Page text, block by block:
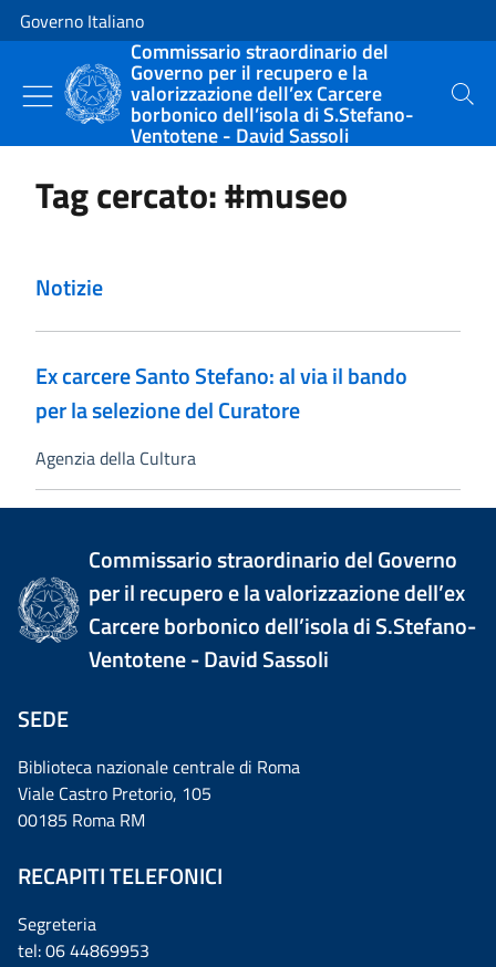
Vai al contenuto
Vai alla navigazione del sito
Governo Italiano
Commissario straordinario del
Governo per il recupero e la
valorizzazione dell’ex Carcere
borbonico dell’isola di S.Stefano-
Ventotene - David Sassoli
Cerca
Tag cercato: #museo
Notizie
Ex carcere Santo Stefano: al via il bando
per la selezione del Curatore
Agenzia della Cultura
Commissario straordinario del Governo
per il recupero e la valorizzazione dell’ex
Carcere borbonico dell’isola di S.Stefano-
Ventotene - David Sassoli
SEDE
Biblioteca nazionale centrale di Roma
Viale Castro Pretorio, 105
00185 Roma RM
RECAPITI TELEFONICI
Segreteria
tel: 06 44869953